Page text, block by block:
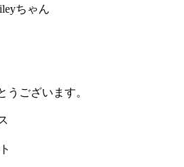
ちゃん
うございます。